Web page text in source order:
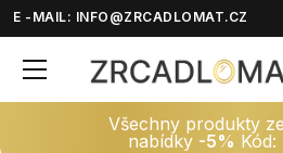
E -MAIL: INFO@ZRCADLOMAT.CZ
Všechny produkty
nabídky -5% Kód: